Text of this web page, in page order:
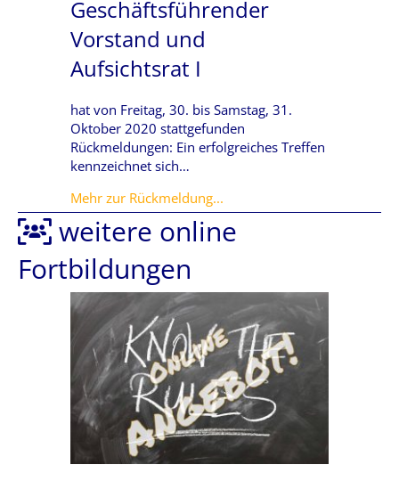
Geschäftsführender
Vorstand und
Aufsichtsrat I
hat von Freitag, 30. bis Samstag, 31.
Oktober 2020 stattgefunden
Rückmeldungen: Ein erfolgreiches Treffen
kennzeichnet sich…
Mehr zur Rückmeldung...
weitere online
Fortbildungen